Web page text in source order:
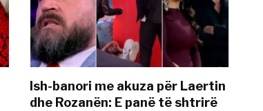
Ish-banori me akuza për Laertin
dhe Rozanën: E panë të shtrirë